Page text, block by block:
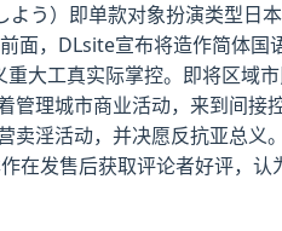
う）即单款对象扮演类型日
面，DLsite宣布将造作简体
工真实际掌控。即将区域
理城市商业活动，来到间接
淫活动，并决愿反抗亚总
在发售后获取评论者好评，